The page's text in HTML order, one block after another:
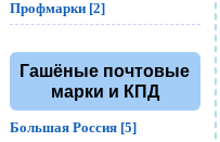
Профмарки [2]
Гашёные почтовые
марки и КПД
Большая Россия [5]